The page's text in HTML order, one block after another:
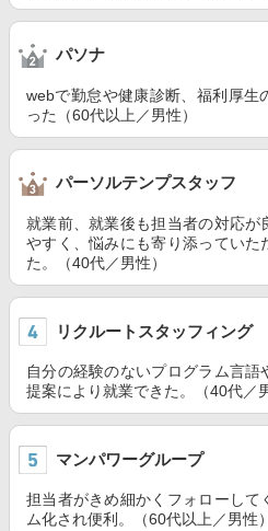
パソナ
webで勤怠や健康診断、福利厚生
った（60代以上／男性）
パーソルテンプスタッフ
就業前、就業後も担当者の対応が
やすく、悩みにも寄り添っていた
た。（40代／男性）
リクルートスタッフィング
自分の経験のないプログラム言語
提案により就業できた。（40代／
マンパワーグループ
担当者がきめ細かくフォローして
ム化され便利。（60代以上／男性）